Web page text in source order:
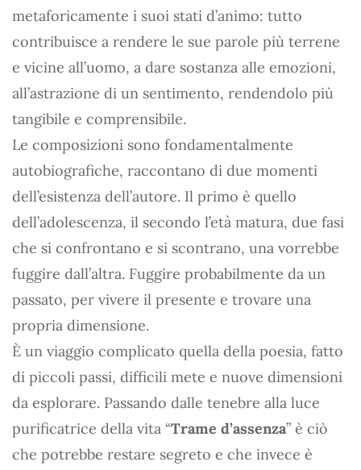
metaforicamente i suoi stati d’animo: tutto
contribuisce a rendere le sue parole più terrene
e vicine all’uomo, a dare sostanza alle emozioni,
all’astrazione di un sentimento, rendendolo più
tangibile e comprensibile.
Le composizioni sono fondamentalmente
autobiografiche, raccontano di due momenti
dell’esistenza dell’autore. Il primo è quello
dell’adolescenza, il secondo l’età matura, due fasi
che si confrontano e si scontrano, una vorrebbe
fuggire dall’altra. Fuggire probabilmente da un
passato, per vivere il presente e trovare una
propria dimensione.
È un viaggio complicato quella della poesia, fatto
di piccoli passi, difficili mete e nuove dimensioni
da esplorare. Passando dalle tenebre alla luce
purificatrice della vita “Trame d’assenza” è ciò
che potrebbe restare segreto e che invece è